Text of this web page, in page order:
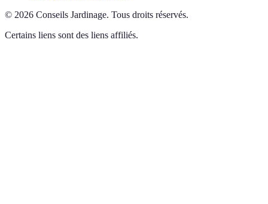
© 2026 Conseils Jardinage. Tous droits réservés.
Certains liens sont des liens affiliés.